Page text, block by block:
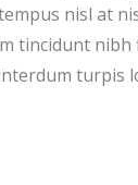
nisl at
tincidunt nibh
turpis